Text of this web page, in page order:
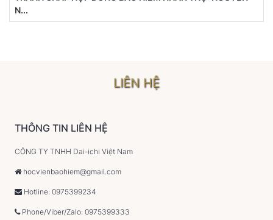
N...
LIÊN HỆ
THÔNG TIN LIÊN HỆ
CÔNG TY TNHH Dai-ichi Việt Nam
hocvienbaohiem@gmail.com
Hotline: 0975399234
Phone/Viber/Zalo: 0975399333